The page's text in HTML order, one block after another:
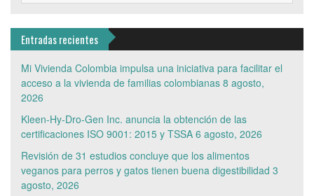
Entradas recientes
Mi Vivienda Colombia impulsa una iniciativa para facilitar el
acceso a la vivienda de familias colombianas 8 agosto,
2026
Kleen-Hy-Dro-Gen Inc. anuncia la obtención de las
certificaciones ISO 9001: 2015 y TSSA 6 agosto, 2026
Revisión de 31 estudios concluye que los alimentos
veganos para perros y gatos tienen buena digestibilidad 3
agosto, 2026